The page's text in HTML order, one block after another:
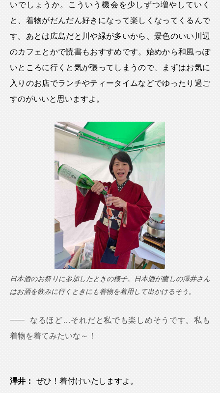
いでしょうか。こういう機会を少しずつ増やしていく
と、着物がだんだん好きになって楽しくなってくるんで
す。あとは広島だと川や緑が多いから、景色のいい川辺
のカフェとかで読書もおすすめです。始めから和風っぽ
いところに行くと気が張ってしまうので、まずはお気に
入りのお店でランチやティータイムなどでゆったり過ご
すのがいいと思いますよ。
日本酒のお祭りに参加したときの様子。日本酒が癒しの澤井さん
はお酒を飲みに行くときにも着物を着用して出かけるそう。
なるほど…それだと私でも楽しめそうです。私も
着物を着てみたいな～！
澤井： ぜひ！着付けいたしますよ。